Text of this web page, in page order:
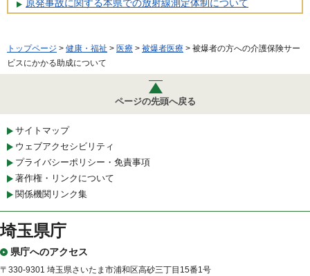
原発事故に関する本県での放射線測定体制について
トップページ > 健康・福祉 > 医療 > 被爆者医療 > 被爆者の方への介護保険サー
ビスにかかる助成について
ページの先頭へ戻る
サイトマップ
ウェブアクセシビリティ
プライバシーポリシー・免責事項
著作権・リンクについて
関係機関リンク集
埼玉県庁
県庁へのアクセス
〒330-9301 埼玉県さいたま市浦和区高砂三丁目15番1号